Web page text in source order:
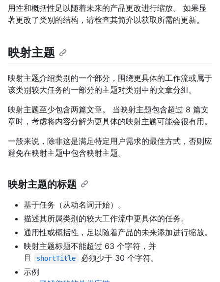
用性和概括性足以随着未来的产品更改进行缩放。 如果显
著更改了类别的结构，请检查其简介以获取所需的更新。
映射主题
映射主题介绍类别的一个部分，围绕更具体的工作流或属于
该类别较大任务的一部分的主题对类别中的文章分组。
映射主题至少包含两篇文章。 当映射主题包含超过 8 篇文
章时，考虑将内容分解为更具体的映射主题可能会很有用。
一般来说，除非这是满足特定用户需求的最佳方式，否则应
避免在映射主题中包含映射主题。
映射主题的标题
基于任务（从动名词开始）。
描述其所属类别的较大工作流中更具体的任务。
通用性或概括性，足以随着产品的未来添加进行缩放。
映射主题标题不能超过 63 个字符，并
且
shortTitle
必须少于 30 个字符。
示例